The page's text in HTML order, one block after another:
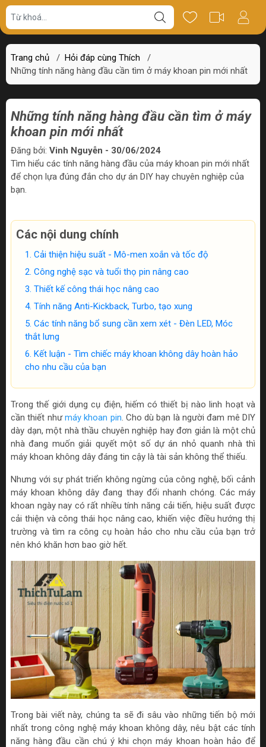
Trang chủ / Hỏi đáp cùng Thích
/
Những tính năng hàng đầu cần tìm ở máy khoan pin mới nhất
Những tính năng hàng đầu cần tìm ở máy
khoan pin mới nhất
Đăng bởi: Vinh Nguyễn - 30/06/2024
Tìm hiểu các tính năng hàng đầu của máy khoan pin mới nhất
để chọn lựa đúng đắn cho dự án DIY hay chuyên nghiệp của
bạn.
Các nội dung chính
Cải thiện hiệu suất - Mô-men xoắn và tốc độ
Công nghệ sạc và tuổi thọ pin nâng cao
Thiết kế công thái học nâng cao
Tính năng Anti-Kickback, Turbo, tạo xung
Các tính năng bổ sung cần xem xét - Đèn LED, Móc
thắt lưng
Kết luận - Tìm chiếc máy khoan không dây hoàn hảo
cho nhu cầu của bạn
Trong thế giới dụng cụ điện, hiếm có thiết bị nào linh hoạt và
cần thiết nhưmáy khoan pin. Cho dù bạn là người đam mê DIY
dày dạn, một nhà thầu chuyên nghiệp hay đơn giản là một chủ
nhà đang muốn giải quyết một số dự án nhỏ quanh nhà thì
máy khoan không dây đáng tin cậy là tài sản không thể thiếu.
Nhưng với sự phát triển không ngừng của công nghệ, bối cảnh
máy khoan không dây đang thay đổi nhanh chóng. Các máy
khoan ngày nay có rất nhiều tính năng cải tiến, hiệu suất được
cải thiện và công thái học nâng cao, khiến việc điều hướng thị
trường và tìm ra công cụ hoàn hảo cho nhu cầu của bạn trở
nên khó khăn hơn bao giờ hết.
Trong bài viết này, chúng ta sẽ đi sâu vào những tiến bộ mới
nhất trong công nghệ máy khoan không dây, nêu bật các tính
năng hàng đầu cần chú ý khi chọn máy khoan hoàn hảo để